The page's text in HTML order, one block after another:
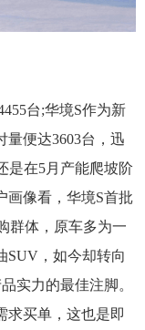
台;华境S作为新
量便达3603台，迅
在5月产能爬坡阶
画像看，华境S首批
群体，原车多为一
SUV，如今却转向
实力的最佳注脚。
求买单，这也是即